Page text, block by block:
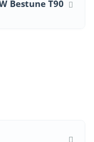
Bestune T90